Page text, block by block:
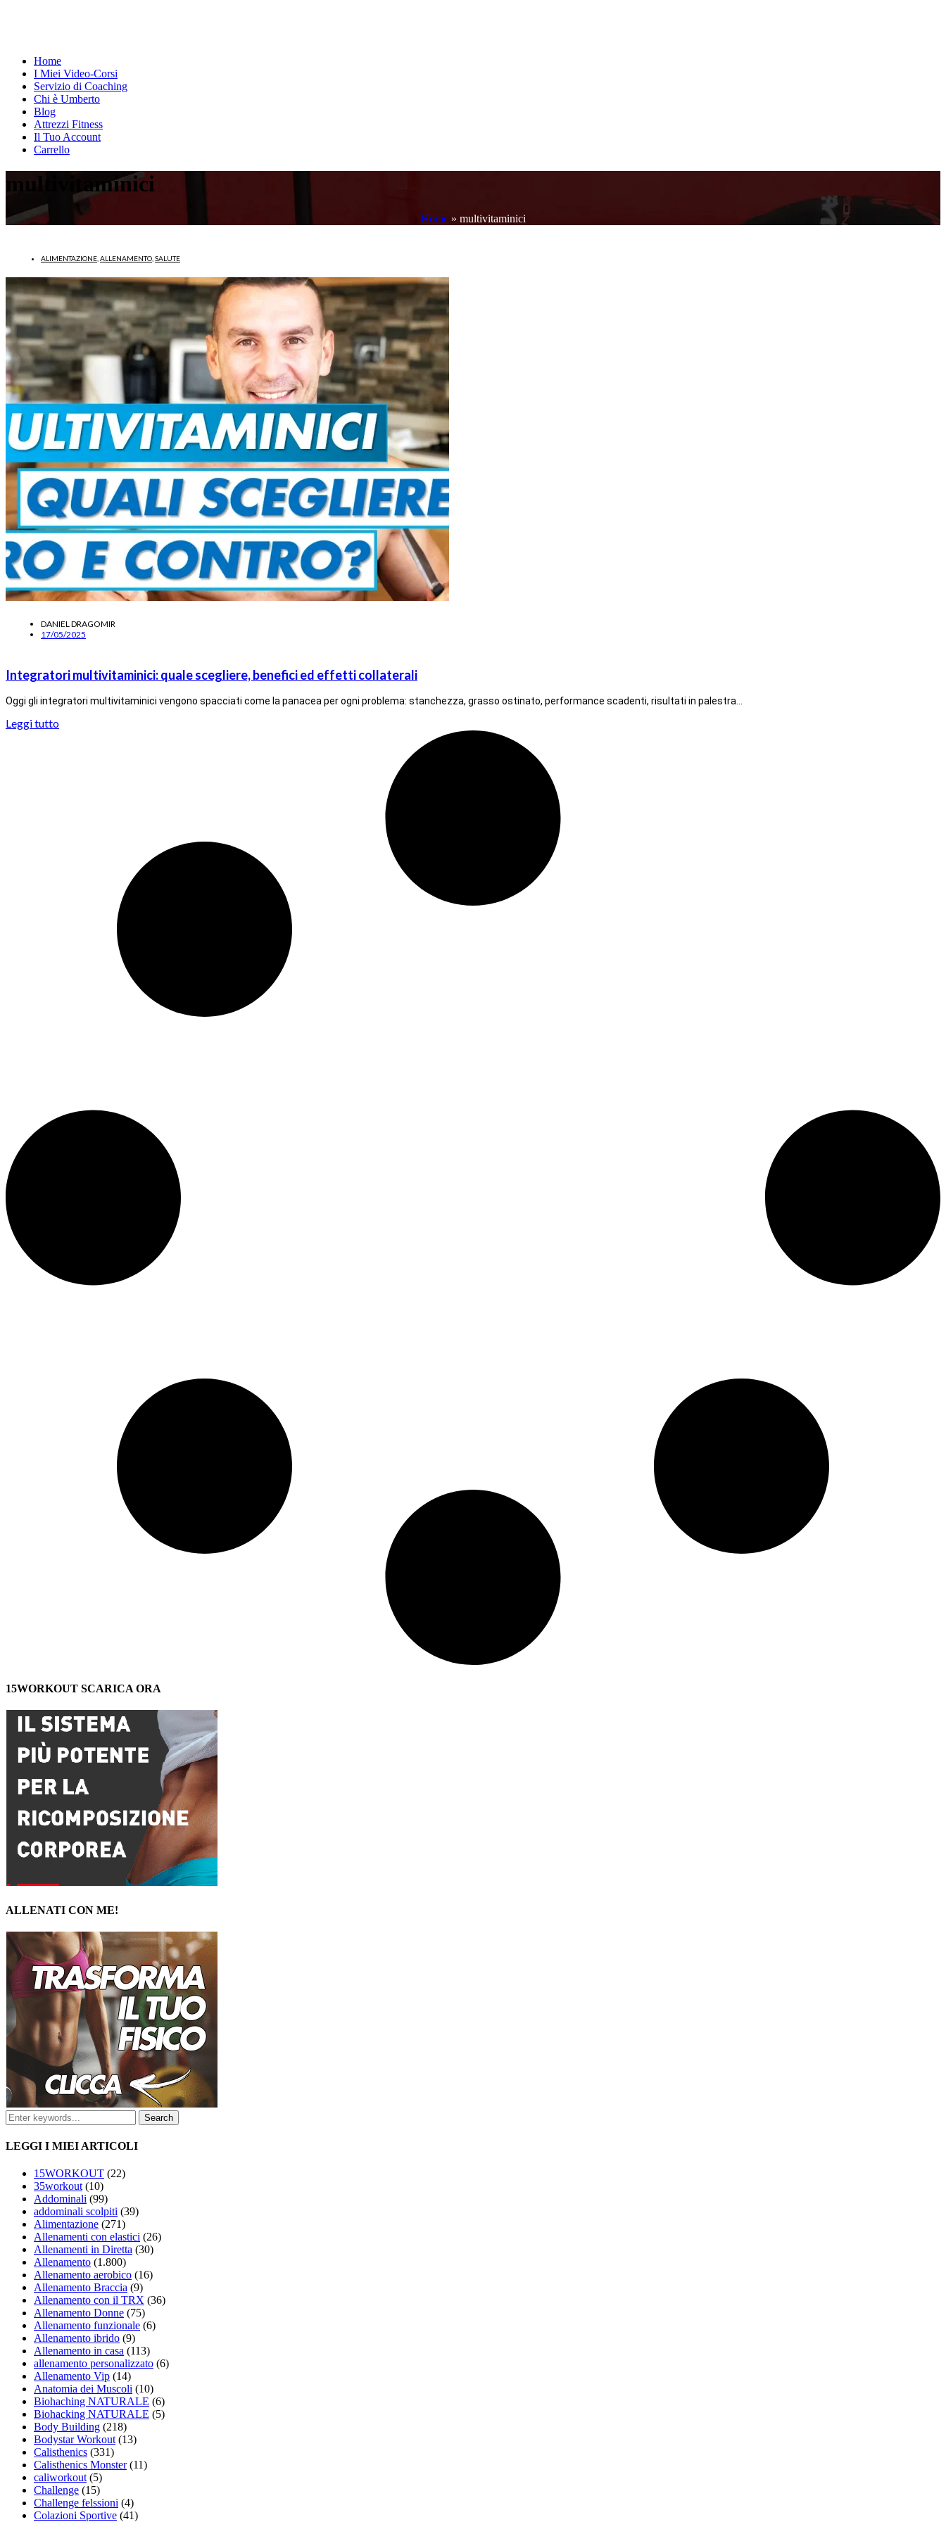
Home
I Miei Video-Corsi
Servizio di Coaching
Chi è Umberto
Blog
Attrezzi Fitness
Il Tuo Account
Carrello
multivitaminici
Home» multivitaminici
ALIMENTAZIONE ALLENAMENTO SALUTE
DANIEL DRAGOMIR
17/05/2025
Integratori multivitaminici: quale scegliere, benefici ed effetti collaterali
Oggi gli integratori multivitaminici vengono spacciati come la panacea per ogni problema: stanchezza, grasso ostinato, performance scadenti, risultati in palestra…
Leggi tutto
15WORKOUT SCARICA ORA
ALLENATI CON ME!
LEGGI I MIEI ARTICOLI
15WORKOUT (22)
35workout(10)
Addominali (99)
addominali scolpiti (39)
Alimentazione (271)
Allenamenti con elastici (26)
Allenamenti in Diretta (30)
Allenamento (1.800)
Allenamento aerobico (16)
Allenamento Braccia (9)
Allenamento con il TRX (36)
Allenamento Donne (75)
Allenamento funzionale (6)
Allenamento ibrido (9)
Allenamento in casa (113)
allenamento personalizzato (6)
Allenamento Vip (14)
Anatomia dei Muscoli (10)
Biohaching NATURALE (6)
Biohacking NATURALE (5)
Body Building (218)
Bodystar Workout(13)
Calisthenics (331)
Calisthenics Monster(11)
caliworkout(5)
Challenge (15)
Challenge felssioni (4)
Colazioni Sportive (41)